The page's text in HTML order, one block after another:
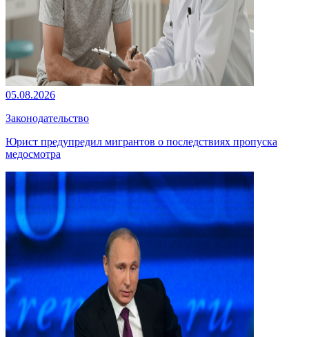
05.08.2026
Законодательство
Юрист предупредил мигрантов о последствиях пропуска
медосмотра